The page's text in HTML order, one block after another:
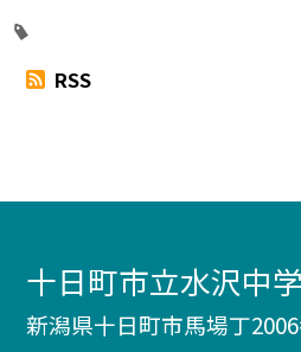
RSS
十日町市立水沢中
新潟県十日町市馬場丁